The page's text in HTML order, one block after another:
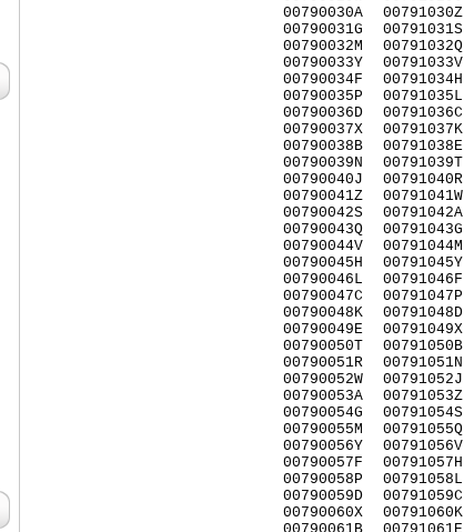
00790030A
00790031G
00790032M
00790033Y
00790034F
00790035P
00790036D
00790037X
00790038B
00790039N
00790040J
00790041Z
00790042S
00790043Q
00790044V
00790045H
00790046L
00790047C
00790048K
00790049E
00790050T
00790051R
00790052W
00790053A
00790054G
00790055M
00790056Y
00790057F
00790058P
00790059D
00790060X
00791030Z
00791031S
00791032Q
00791033V
00791034H
00791035L
00791036C
00791037K
00791038E
00791039T
00791040R
00791041W
00791042A
00791043G
00791044M
00791045Y
00791046F
00791047P
00791048D
00791049X
00791050B
00791051N
00791052J
00791053Z
00791054S
00791055Q
00791056V
00791057H
00791058L
00791059C
00791060K